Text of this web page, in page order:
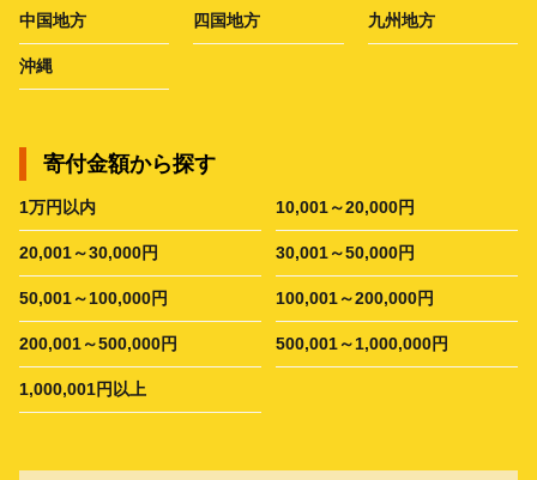
中国地方 四国地方 九州地方
沖縄
寄付金額から探す
1万円以内 10,001～20,000円
20,001～30,000円 30,001～50,000円
50,001～100,000円 100,001～200,000円
200,001～500,000円 500,001～1,000,000円
1,000,001円以上